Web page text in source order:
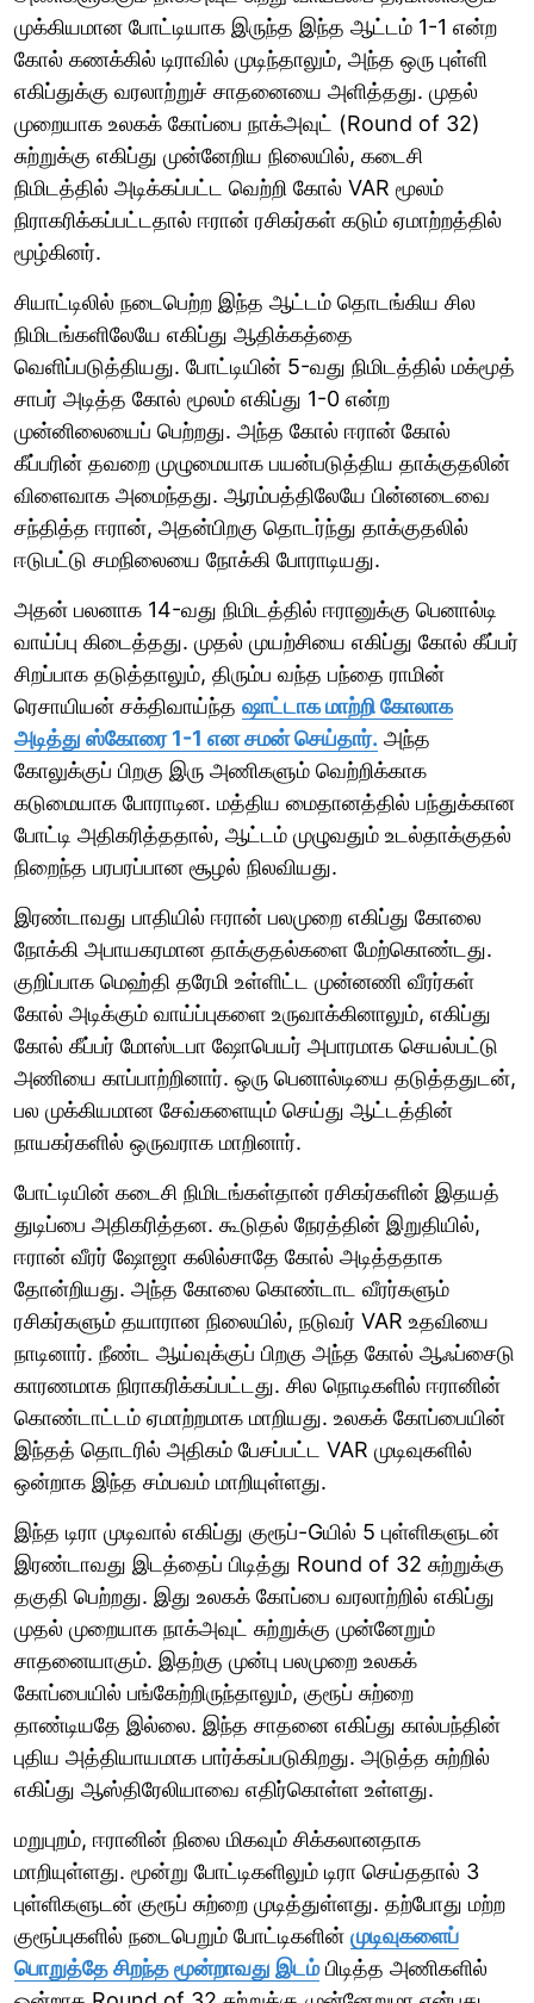
முக்கியமான போட்டியாக இருந்த இந்த ஆட்டம் 1-1 என்ற
கோல் கணக்கில் டிராவில் முடிந்தாலும், அந்த ஒரு புள்ளி
எகிப்துக்கு வரலாற்றுச் சாதனையை அளித்தது. முதல்
முறையாக உலகக் கோப்பை நாக்அவுட் (Round of 32)
சுற்றுக்கு எகிப்து முன்னேறிய நிலையில், கடைசி
நிமிடத்தில் அடிக்கப்பட்ட வெற்றி கோல் VAR மூலம்
நிராகரிக்கப்பட்டதால் ஈரான் ரசிகர்கள் கடும் ஏமாற்றத்தில்
மூழ்கினர்.
சியாட்டிலில் நடைபெற்ற இந்த ஆட்டம் தொடங்கிய சில
நிமிடங்களிலேயே எகிப்து ஆதிக்கத்தை
வெளிப்படுத்தியது. போட்டியின் 5-வது நிமிடத்தில் மக்மூத்
சாபர் அடித்த கோல் மூலம் எகிப்து 1-0 என்ற
முன்னிலையைப் பெற்றது. அந்த கோல் ஈரான் கோல்
கீப்பரின் தவறை முழுமையாக பயன்படுத்திய தாக்குதலின்
விளைவாக அமைந்தது. ஆரம்பத்திலேயே பின்னடைவை
சந்தித்த ஈரான், அதன்பிறகு தொடர்ந்து தாக்குதலில்
ஈடுபட்டு சமநிலையை நோக்கி போராடியது.
அதன் பலனாக 14-வது நிமிடத்தில் ஈரானுக்கு பெனால்டி
வாய்ப்பு கிடைத்தது. முதல் முயற்சியை எகிப்து கோல் கீப்பர்
சிறப்பாக தடுத்தாலும், திரும்ப வந்த பந்தை ராமின்
ரெசாயியன் சக்திவாய்ந்த ஷாட்டாக மாற்றி கோலாக
அடித்து ஸ்கோரை 1-1 என சமன் செய்தார். அந்த
கோலுக்குப் பிறகு இரு அணிகளும் வெற்றிக்காக
கடுமையாக போராடின. மத்திய மைதானத்தில் பந்துக்கான
போட்டி அதிகரித்ததால், ஆட்டம் முழுவதும் உடல்தாக்குதல்
நிறைந்த பரபரப்பான சூழல் நிலவியது.
இரண்டாவது பாதியில் ஈரான் பலமுறை எகிப்து கோலை
நோக்கி அபாயகரமான தாக்குதல்களை மேற்கொண்டது.
குறிப்பாக மெஹ்தி தரேமி உள்ளிட்ட முன்னணி வீரர்கள்
கோல் அடிக்கும் வாய்ப்புகளை உருவாக்கினாலும், எகிப்து
கோல் கீப்பர் மோஸ்டபா ஷோபெயர் அபாரமாக செயல்பட்டு
அணியை காப்பாற்றினார். ஒரு பெனால்டியை தடுத்ததுடன்,
பல முக்கியமான சேவ்களையும் செய்து ஆட்டத்தின்
நாயகர்களில் ஒருவராக மாறினார்.
போட்டியின் கடைசி நிமிடங்கள்தான் ரசிகர்களின் இதயத்
துடிப்பை அதிகரித்தன. கூடுதல் நேரத்தின் இறுதியில்,
ஈரான் வீரர் ஷோஜா கலில்சாதே கோல் அடித்ததாக
தோன்றியது. அந்த கோலை கொண்டாட வீரர்களும்
ரசிகர்களும் தயாரான நிலையில், நடுவர் VAR உதவியை
நாடினார். நீண்ட ஆய்வுக்குப் பிறகு அந்த கோல் ஆஃப்சைடு
காரணமாக நிராகரிக்கப்பட்டது. சில நொடிகளில் ஈரானின்
கொண்டாட்டம் ஏமாற்றமாக மாறியது. உலகக் கோப்பையின்
இந்தத் தொடரில் அதிகம் பேசப்பட்ட VAR முடிவுகளில்
ஒன்றாக இந்த சம்பவம் மாறியுள்ளது.
இந்த டிரா முடிவால் எகிப்து குரூப்-Gயில் 5 புள்ளிகளுடன்
இரண்டாவது இடத்தைப் பிடித்து Round of 32 சுற்றுக்கு
தகுதி பெற்றது. இது உலகக் கோப்பை வரலாற்றில் எகிப்து
முதல் முறையாக நாக்அவுட் சுற்றுக்கு முன்னேறும்
சாதனையாகும். இதற்கு முன்பு பலமுறை உலகக்
கோப்பையில் பங்கேற்றிருந்தாலும், குரூப் சுற்றை
தாண்டியதே இல்லை. இந்த சாதனை எகிப்து கால்பந்தின்
புதிய அத்தியாயமாக பார்க்கப்படுகிறது. அடுத்த சுற்றில்
எகிப்து ஆஸ்திரேலியாவை எதிர்கொள்ள உள்ளது.
மறுபுறம், ஈரானின் நிலை மிகவும் சிக்கலானதாக
மாறியுள்ளது. மூன்று போட்டிகளிலும் டிரா செய்ததால் 3
புள்ளிகளுடன் குரூப் சுற்றை முடித்துள்ளது. தற்போது மற்ற
குரூப்புகளில் நடைபெறும் போட்டிகளின் முடிவுகளைப்
பொறுத்தே சிறந்த மூன்றாவது இடம்பிடித்த அணிகளில்